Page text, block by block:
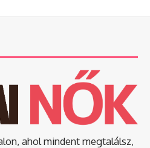
ahol mindent megtalálsz,